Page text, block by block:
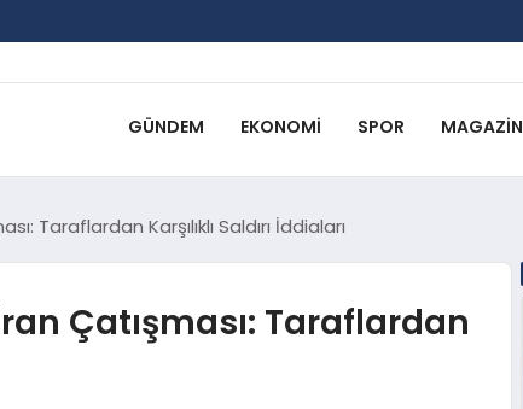
GÜNDEM EKONOMI SPOR MAGAZIN
Taraflardan Karşılıklı Saldırı İddiaları
Çatışması: Taraflardan